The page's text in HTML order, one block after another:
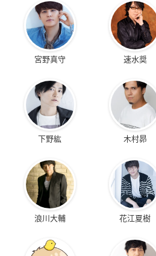
宮野真守 速水奨
下野紘 木村昴
浪川大輔 花江夏樹